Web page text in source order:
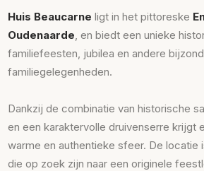
Huis Beaucarne ligt in het pittoreske
Oudenaarde , en biedt een unieke
familiefeesten, jubilea en andere
familiegelegenheden.
Dankzij de combinatie van historische
en een karaktervolle druivenserre krijgt
warme en authentieke sfeer. De locatie
die op zoek zijn naar een originele